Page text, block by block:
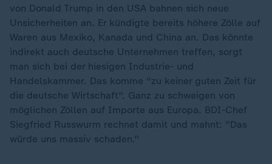
von Donald Trump in den USA bahnen sich neue
Unsicherheiten an. Er kündigte bereits höhere Zölle auf
Waren aus Mexiko, Kanada und China an. Das könnte
indirekt auch deutsche Unternehmen treffen, sorgt
man sich bei der hiesigen Industrie- und
Handelskammer. Das komme "zu keiner guten Zeit für
die deutsche Wirtschaft". Ganz zu schweigen von
möglichen Zöllen auf Importe aus Europa. BDI-Chef
Siegfried Russwurm rechnet damit und mahnt: "Das
würde uns massiv schaden."